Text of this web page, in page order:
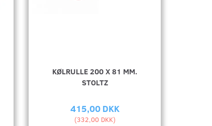
KØLRULLE 200 X 81 MM.
STOLTZ
415,00 DKK
(332,00 DKK)